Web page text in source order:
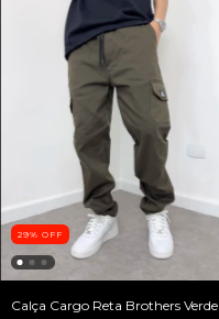
29% OFF
Calça Cargo Reta Brothers Verde